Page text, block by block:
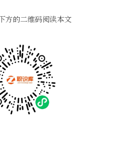
方的二维码阅读本文